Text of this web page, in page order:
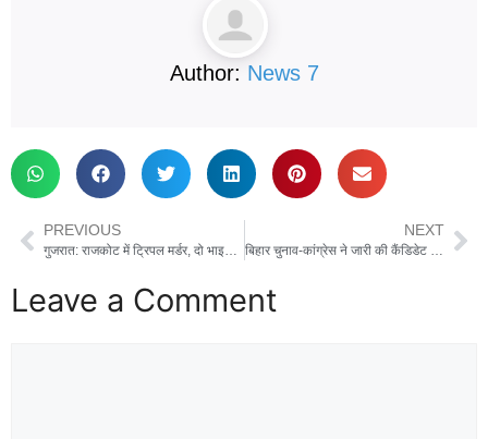
Author: News 7
PREVIOUS
गुजरात: राजकोट में ट्रिपल मर्डर, दो भाइयों की चाकू घोंपकर हत्या, आरोपी भी मारा गया
NEXT
बिहार चुनाव-कांग्रेस ने जारी की कैंडिडेट लिस्ट, कुल 59 उम्मीदवार मैदान में उतारे
Leave a Comment